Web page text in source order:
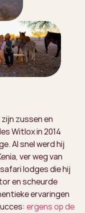
zussen en
Witlox in 2014
Al snel werd hij
ver weg van
lodges die hij
en scheurde
ervaringen
ergens op de